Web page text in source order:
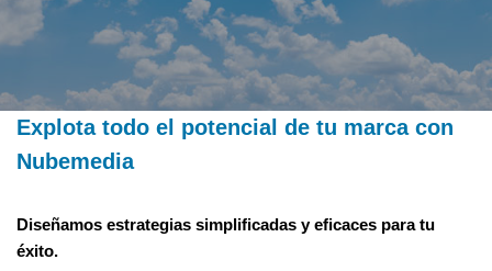
Explota todo el potencial de tu marca con
Nubemedia
Diseñamos estrategias simplificadas y eficaces para tu
éxito.